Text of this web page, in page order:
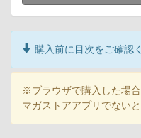
購入前に目次をご確認
※ブラウザで購入した場
マガストアアプリでない